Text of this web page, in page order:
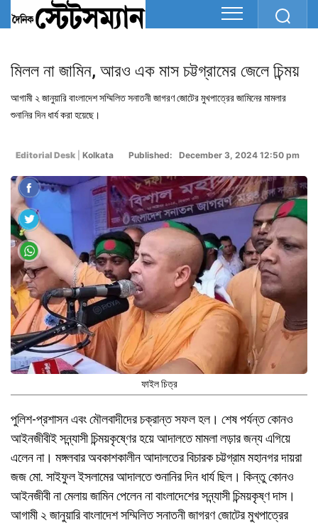
মিলল না জামিন, আরও এক মাস চট্টগ্রামের জেলে চিন্ময়
আগামী ২ জানুয়ারি বাংলাদেশ সম্মিলিত সনাতনী জাগরণ জোটের মুখপাত্রের জামিনের মামলার
শুনানির দিন ধার্য করা হয়েছে।
Editorial Desk Kolkata Published: December 3, 2024 12:50 pm
ফাইল চিত্র
পুলিশ-প্রশাসন এবং মৌলবাদীদের চক্রান্ত সফল হল। শেষ পর্যন্ত কোনও
আইনজীবীই সন্ন্যাসী চিন্ময়কৃষ্ণের হয়ে আদালতে মামলা লড়ার জন্য এগিয়ে
এলেন না। মঙ্গলবার অবকাশকালীন আদালতের বিচারক চট্টগ্রাম মহানগর দায়রা
জজ মো. সাইফুল ইসলামের আদালতে শুনানির দিন ধার্য ছিল। কিন্তু কোনও
আইনজীবী না মেলায় জামিন পেলেন না বাংলাদেশের সন্ন্যাসী চিন্ময়কৃষ্ণ দাস।
আগামী ২ জানুয়ারি বাংলাদেশ সম্মিলিত সনাতনী জাগরণ জোটের মুখপাত্রের